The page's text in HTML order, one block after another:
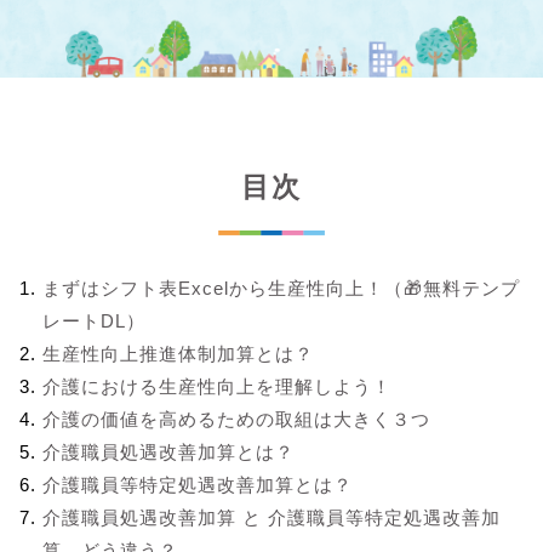
目次
まずはシフト表Excelから生産性向上！（🎁無料テンプ
レートDL）
生産性向上推進体制加算とは？
介護における生産性向上を理解しよう！
介護の価値を高めるための取組は大きく３つ
介護職員処遇改善加算とは？
介護職員等特定処遇改善加算とは？
介護職員処遇改善加算 と 介護職員等特定処遇改善加